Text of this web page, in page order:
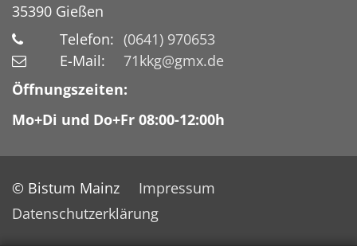
35390 Gießen
Telefon: (0641) 970653
E-Mail:
71kkg@gmx.de
Öffnungszeiten:
Mo+Di und Do+Fr 08:00-12:00h
© Bistum Mainz
Impressum
Datenschutzerklärung